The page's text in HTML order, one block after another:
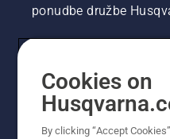
ponudbe družbe
Cookies on
By clicking “Accept